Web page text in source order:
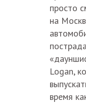
просто
на
Logan,
время